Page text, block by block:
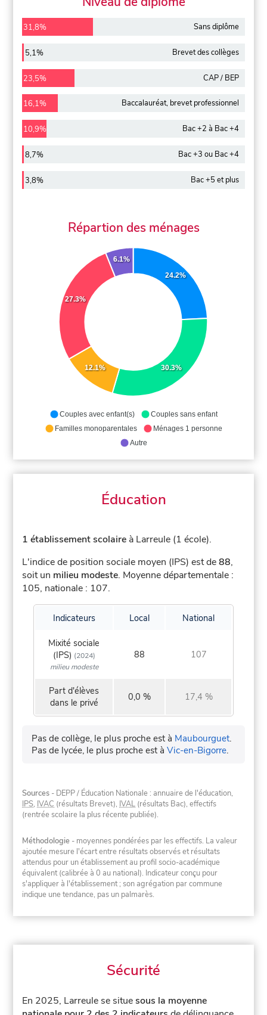
31,8% Sans diplôme
5,1% Brevet des collèges
23,5% CAP / BEP
16,1% Baccalauréat, brevet professionnel
10,9% Bac +2 à Bac +4
8,7% Bac +3 ou Bac +4
3,8% Bac +5 et plus
Répartion des ménages
24.2%
30.3%
12.1%
27.3%
6.1%
Couples avec enfant(s)
Couples sans enfant
Familles monoparentales
Ménages 1 personne
Autre
Éducation
1 établissement scolaire à Larreule (1 école).
L'indice de position sociale moyen (IPS) est de88,
soit un milieu modeste. Moyenne départementale :
105, nationale : 107.
Indicateurs Local National
Mixité sociale
(IPS) (2024)
milieu modeste
88 107
Part d'élèves
dans le privé
0,0 % 17,4 %
Pas de collège, le plus proche est à Maubourguet.
Pas de lycée, le plus proche est àVic-en-Bigorre.
Sources - DEPP / Éducation Nationale : annuaire de l'éducation,
IPS, IVAC (résultats Brevet), IVAL (résultats Bac), effectifs
(rentrée scolaire la plus récente publiée).
Méthodologie - moyennes pondérées par les effectifs. La valeur
ajoutée mesure l'écart entre résultats observés et résultats
attendus pour un établissement au profil socio-académique
équivalent (calibrée à 0 au national). Indicateur conçu pour
s'appliquer à l'établissement ; son agrégation par commune
indique une tendance, pas un palmarès.
Sécurité
En 2025, Larreule se situesous la moyenne